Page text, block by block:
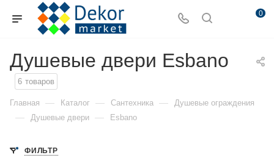
0
Душевые двери Esbano
6 товаров
Главная — Каталог — Сантехника — Душевые ограждения
— Душевые двери — Esbano
ФИЛЬТР